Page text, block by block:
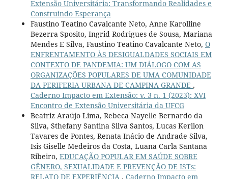
Extensão Universitária: Transformando Realidades e
Construindo Esperança
Faustino Teatino Cavalcante Neto, Anne Karolline
Bezerra Sposito, Ingrid Rodrigues de Sousa, Mariana
Mendes E Silva, Faustino Teatino Cavalcante Neto, O
ENFRENTAMENTO ÀS DESIGUALDADES SOCIAIS EM
CONTEXTO DE PANDEMIA: UM DIÁLOGO COM AS
ORGANIZAÇÕES POPULARES DE UMA COMUNIDADE
DA PERIFERIA URBANA DE CAMPINA GRANDE ,
Caderno Impacto em Extensão: v. 3 n. 1 (2023): XVI
Encontro de Extensão Universitária da UFCG
Beatriz Araújo Lima, Rebeca Nayelle Bernardo da
Silva, Sthefany Santina Silva Santos, Lucas Kerllon
Tavares de Pontes, Renata Inácio de Andrade Silva,
Isis Giselle Medeiros da Costa, Luana Carla Santana
Ribeiro, EDUCAÇÃO POPULAR EM SAÚDE SOBRE
GÊNERO, SEXUALIDADE E PREVENÇÃO DE ISTs:
RELATO DE EXPERIÊNCIA , Caderno Impacto em